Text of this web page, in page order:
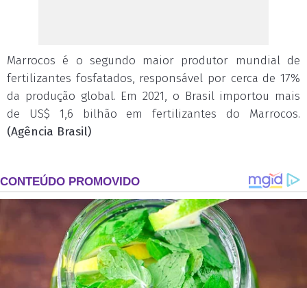
Marrocos é o segundo maior produtor mundial de
fertilizantes fosfatados, responsável por cerca de 17%
da produção global. Em 2021, o Brasil importou mais
de US$ 1,6 bilhão em fertilizantes do Marrocos.
(Agência Brasil)